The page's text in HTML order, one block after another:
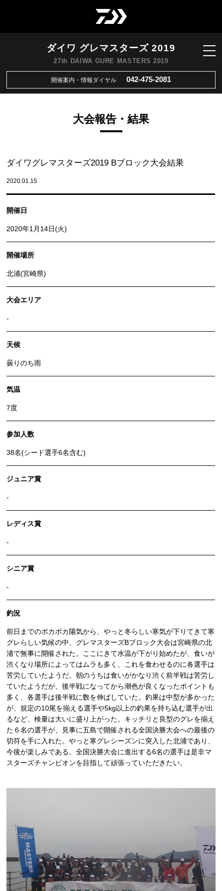
ダイワ グレマスターズ 2019
27th DAIWA GURE MASTERS 2019
開催案内・情報ダイヤル 042-475-2081
大会報告・結果
ダイワグレマスターズ2019 Bブロック大会結果
2020.01.15
開催日
2020年1月14日(火)
開催場所
北浦(宮崎県)
大会エリア
-
天候
曇りのち雨
気温
7度
参加人数
38名(シード選手6名含む)
ジュニア賞
-
レディス賞
-
シニア賞
-
釣況
前日までのポカポカ陽気から、やっと冬らしい寒気が下りてきて寒
グレらしい気候の中、グレマスターズBブロック大会は宮崎県の北
浦で無事に開催された。ここにきて水温が下がり始めたが、食いが
渋くなり場所によってはムラも多く、これを食わせるのに各選手は
苦労していたようだ。朝のうちは食いがかなり渋く前半戦は苦労し
ていたようだが、後半戦になってから潮色が良くなったポイントも
多く、各選手は後半戦に数を伸ばしていた。釣果は中型が多かった
が、規定の10尾を揃える選手や5kg以上の釣果を持ち込む選手が出
るなど、検量は大いに盛り上がった。キッチリと良型のグレを揃え
た６名の選手が、見事に五島で開催される全国決勝大会への最後の
切符を手に入れた。やっと寒グレシーズンに突入した北浦であり、
今後が楽しみである。全国決勝大会に進出する6名の選手は是非マ
スターズチャンピオンを目指して頑張っていただきたい。